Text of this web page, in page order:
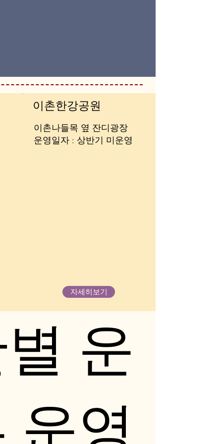
이촌한강공원
이촌나들목 옆 잔디광장
​운영일자 : 상반기 미운영
자세히보기
운
운영